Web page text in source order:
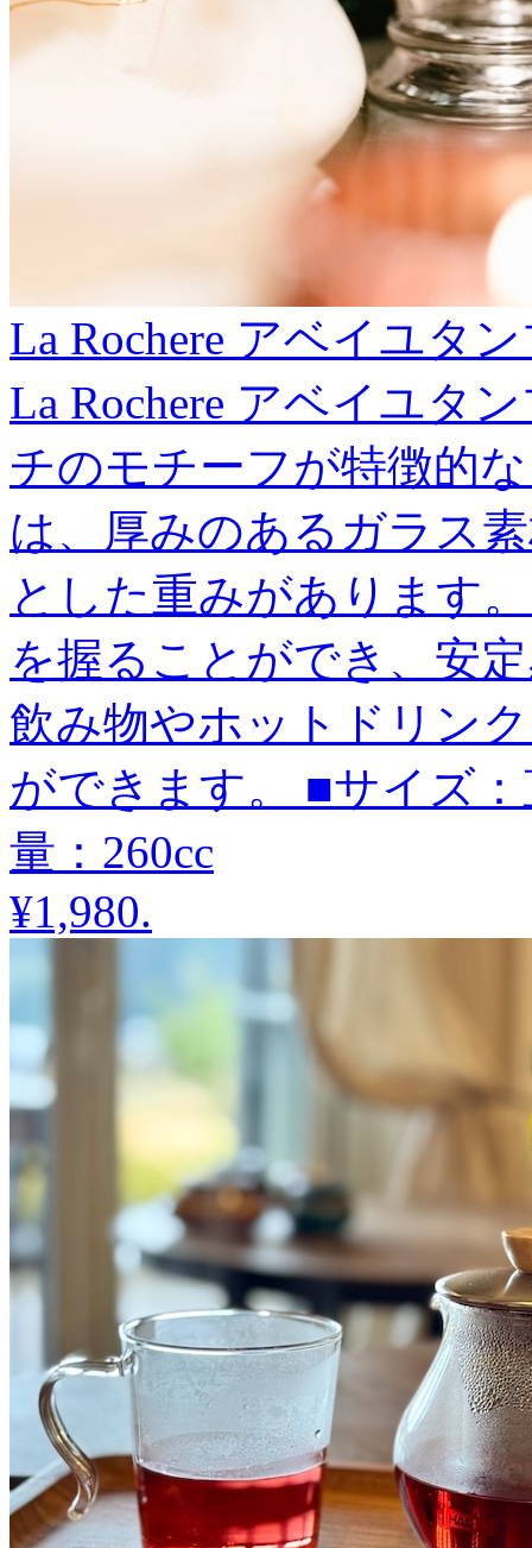
La Rochere アベイユタ
La Rochere アベイユタ
チのモチーフが特徴的
は、厚みのあるガラス
とした重みがあります
を握ることができ、安
飲み物やホットドリン
ができます。 ■サイズ：
量：260cc
¥1,980.